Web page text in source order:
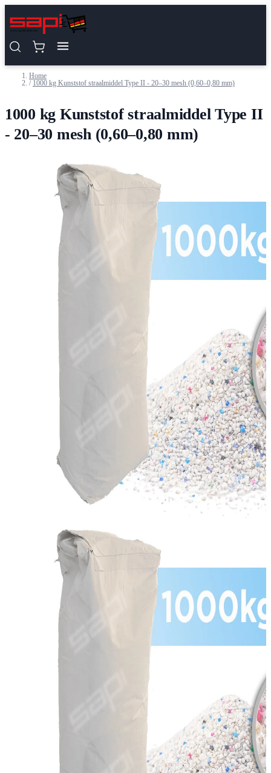
Home
/ 1000 kg Kunststof straalmiddel Type II - 20–30 mesh (0,60–0,80 mm)
1000 kg Kunststof straalmiddel Type II
- 20–30 mesh (0,60–0,80 mm)